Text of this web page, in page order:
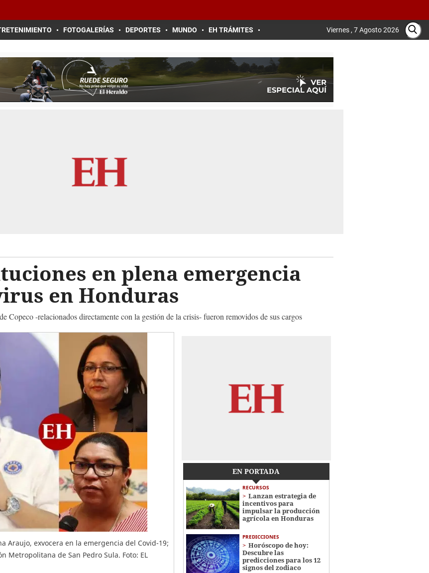
FOTOGALERÍAS DEPORTES MUNDO EH TRÁMITES Viernes , 7 Agosto 2026
en plena emergencia
en Honduras
Copeco -relacionados directamente con la gestión de la crisis- fueron removidos de sus cargos
Araujo, exvocera en la emergencia del Covid-19;
Metropolitana de San Pedro Sula. Foto: EL
EN PORTADA
RECURSOS
Lanzan estrategia de
incentivos para
impulsar la producción
agrícola en Honduras
PREDICCIONES
Horóscopo de hoy:
Descubre las
predicciones para los 12
signos del zodiaco